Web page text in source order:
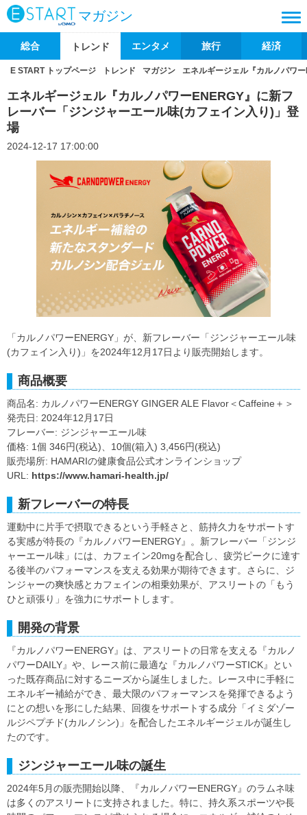
マガジン
総合 トレンド エンタメ 旅行 経済
E START トップページ トレンド マガジン エネルギージェル『カルノパワ
エネルギージェル『カルノパワーENERGY』に新フ
レーバー「ジンジャーエール味(カフェイン入り)」登
場
2024-12-17 17:00:00
「カルノパワーENERGY」が、新フレーバー「ジンジャーエール味
(カフェイン入り)」を2024年12月17日より販売開始します。
商品概要
商品名: カルノパワーENERGY GINGER ALE Flavor＜Caffeine＋＞
発売日: 2024年12月17日
フレーバー: ジンジャーエール味
価格: 1個 346円(税込)、10個(箱入) 3,456円(税込)
販売場所: HAMARIの健康食品公式オンラインショップ
URL: https://www.hamari-health.jp/
新フレーバーの特長
運動中に片手で摂取できるという手軽さと、筋持久力をサポートす
る実感が特長の『カルノパワーENERGY』。新フレーバー「ジンジ
ャーエール味」には、カフェイン20mgを配合し、疲労ピークに達す
る後半のパフォーマンスを支える効果が期待できます。さらに、ジ
ンジャーの爽快感とカフェインの相乗効果が、アスリートの「もう
ひと頑張り」を強力にサポートします。
開発の背景
『カルノパワーENERGY』は、アスリートの日常を支える『カルノ
パワーDAILY』や、レース前に最適な『カルノパワーSTICK』とい
った既存商品に対するニーズから誕生しました。レース中に手軽に
エネルギー補給ができ、最大限のパフォーマンスを発揮できるよう
にとの想いを形にした結果、回復をサポートする成分「イミダゾー
ルジペプチド(カルノシン)」を配合したエネルギージェルが誕生し
たのです。
ジンジャーエール味の誕生
2024年5月の販売開始以降、『カルノパワーENERGY』のラムネ味
は多くのアスリートに支持されました。特に、持久系スポーツや長